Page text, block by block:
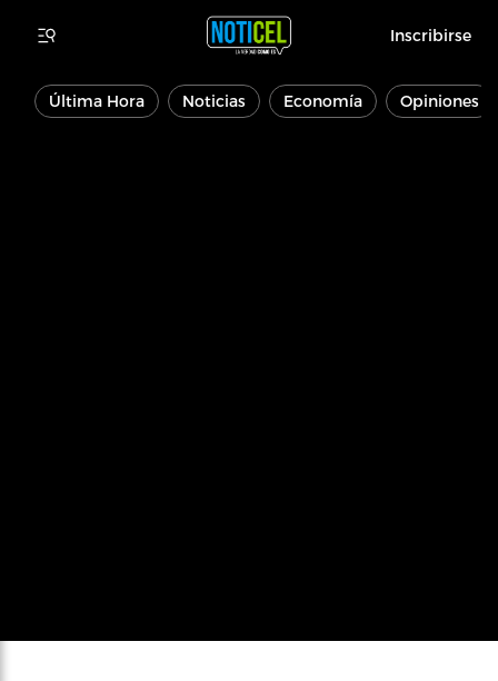
Inscribirse
Última Hora Noticias Economía Opiniones